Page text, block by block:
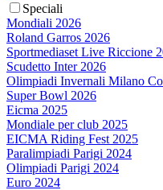
Speciali
Mondiali 2026
Roland Garros 2026
Sportmediaset Live Riccione
Scudetto Inter 2026
Olimpiadi Invernali Milano
Super Bowl 2026
Eicma 2025
Mondiale per club 2025
EICMA Riding Fest 2025
Paralimpiadi Parigi 2024
Olimpiadi Parigi 2024
Euro 2024